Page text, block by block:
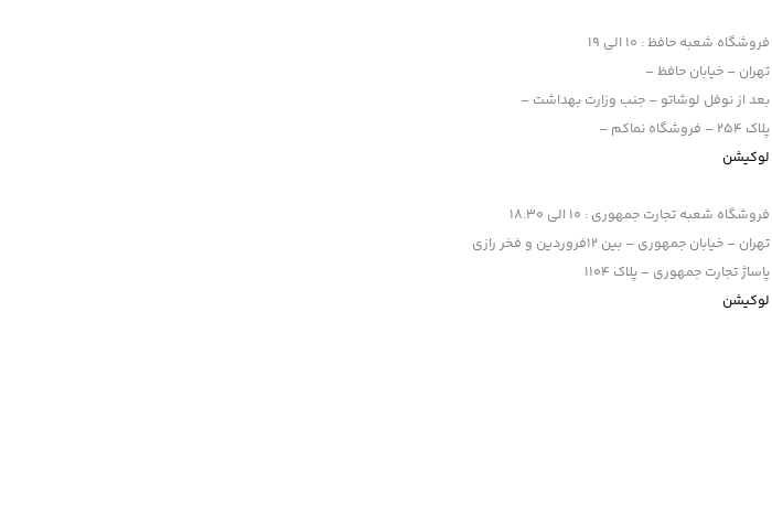
فروشگاه شعبه حافظ: 10 الی 19
تهران – خیابان حافظ –
بعد از نوفل لوشاتو – جنب وزارت بهداشت –
پلاک 254 – فروشگاه نماکم –
لوکیشن
فروشگاه شعبه تجارت جمهوری : 10 الی 18.30
تهران – خیابان جمهوری – بین 12فروردین و فخر رازی
پاساژ تجارت جمهوری – پلاک 1104
لوکیشن